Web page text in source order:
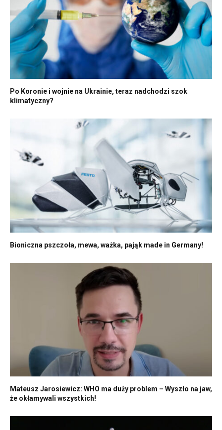
Po Koronie i wojnie na Ukrainie, teraz nadchodzi szok
klimatyczny?
Bioniczna pszczoła, mewa, ważka, pająk made in Germany!
Mateusz Jarosiewicz: WHO ma duży problem – Wyszło na jaw,
że okłamywali wszystkich!